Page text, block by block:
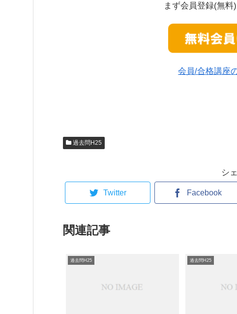
まず会員登録(無
会員/合格講座
過去問H25
シ
Twitter Facebook
関連記事
過去問H25 過去問H25